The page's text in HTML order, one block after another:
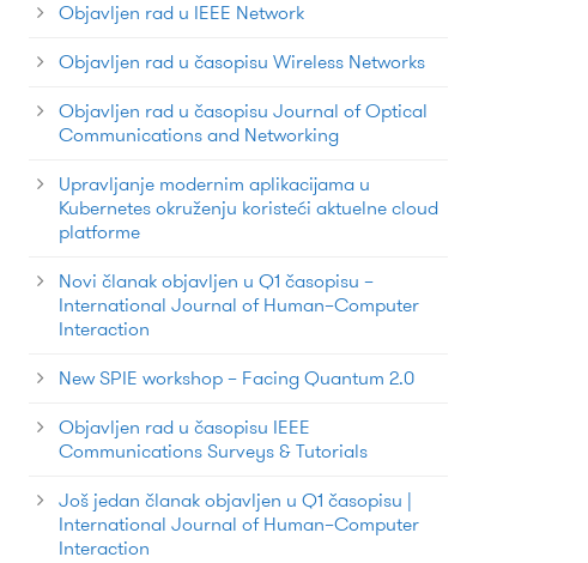
Objavljen rad u IEEE Network
Objavljen rad u časopisu Wireless Networks
Objavljen rad u časopisu Journal of Optical
Communications and Networking
Upravljanje modernim aplikacijama u
Kubernetes okruženju koristeći aktuelne cloud
platforme
Novi članak objavljen u Q1 časopisu –
International Journal of Human–Computer
Interaction
New SPIE workshop – Facing Quantum 2.0
Objavljen rad u časopisu IEEE
Communications Surveys & Tutorials
Još jedan članak objavljen u Q1 časopisu |
International Journal of Human–Computer
Interaction